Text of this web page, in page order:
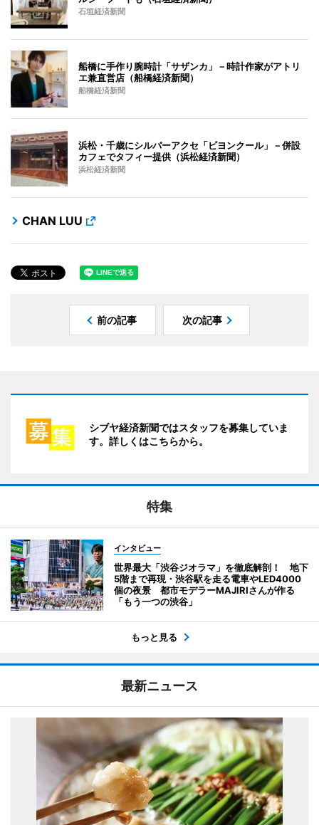
石垣経済新聞
船橋に手作り腕時計「サザンカ」－時計作家がアトリ
エ兼直営店（船橋経済新聞）
船橋経済新聞
浜松・千歳にシルバーアクセ「ビヨンクール」－併設
カフェでタフィー提供（浜松経済新聞）
浜松経済新聞
CHAN LUU
前の記事 次の記事
シブヤ経済新聞ではスタッフを募集していま
す。詳しくはこちらから。
特集
インタビュー
世界最大「渋谷ジオラマ」を徹底解剖！ 地下
5階まで再現・渋谷駅を走る電車やLED4000
個の夜景 都市モデラーMAJIRIさんが作る
「もう一つの渋谷」
もっと見る
最新ニュース